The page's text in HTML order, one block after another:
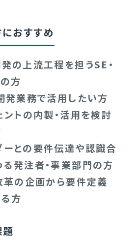
おすすめ
の上流工程を担うSE・
方
発業務で活用したい方
トの内製・活用を検討
ーとの要件伝達や認識合
発注者・事業部門の方
革の企画から要件定義
方